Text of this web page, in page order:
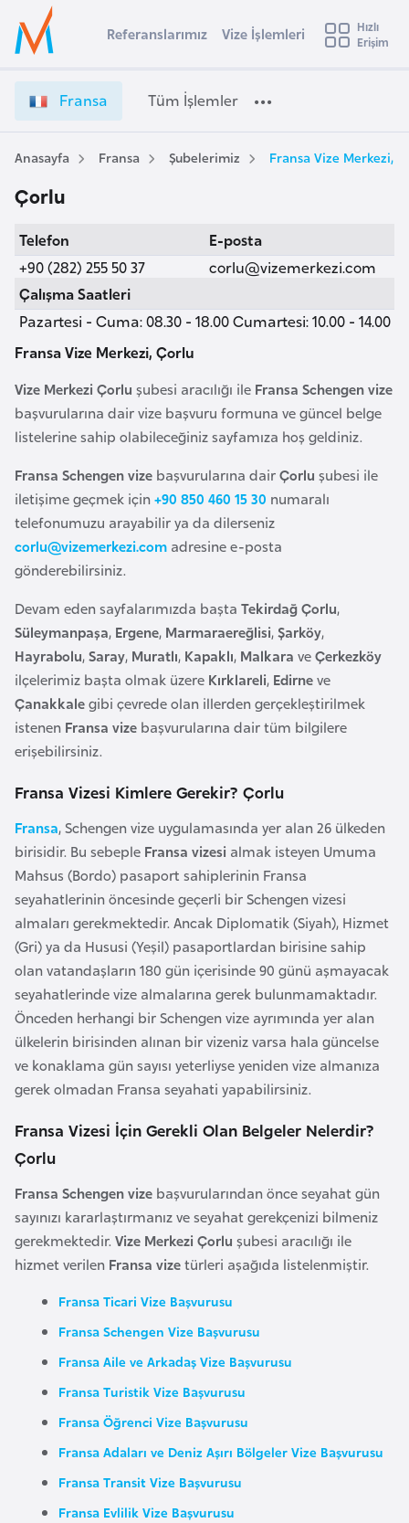
Ülke Seçimi
Başvuru yapmak istediğiniz ülkeyi seçin
Üye
Girişi
r
n
s
a
İ
l
e
m
e
r
i
e
Referanslarımız Vize İşlemleri
Hızlı
Erişim
Fransa Tüm İşlemler
Anasayfa Fransa Şubelerimiz Fransa Vize Merkezi,
Çorlu
Telefon
+90 (282) 255 50 37
E-posta
corlu@vizemerkezi.com
Çalışma Saatleri
Pazartesi - Cuma: 08.30 - 18.00 Cumartesi: 10.00 - 14.00
Fransa Vize Merkezi, Çorlu
Vize Merkezi Çorlu şubesi aracılığı ile Fransa Schengen vize
başvurularına dair vize başvuru formuna ve güncel belge
listelerine sahip olabileceğiniz sayfamıza hoş geldiniz.
Fransa Schengen vize başvurularına dairÇorlu şubesi ile
iletişime geçmek için+90 850 460 15 30 numaralı
telefonumuzu arayabilir ya da dilerseniz
corlu@vizemerkezi.com adresine e-posta
gönderebilirsiniz.
Devam eden sayfalarımızda başta TekirdağÇorlu,
Süleymanpaşa, Ergene, Marmaraereğlisi,Şarköy,
Hayrabolu,Saray, Muratlı, Kapaklı, Malkara veÇerkezköy
ilçelerimiz başta olmak üzere Kırklareli, Edirneve
Çanakkalegibi çevrede olan illerden gerçekleştirilmek
istenen Fransa vize başvurularına dair tüm bilgilere
erişebilirsiniz.
Fransa Vizesi Kimlere Gerekir? Çorlu
Fransa, Schengen vize uygulamasında yer alan 26 ülkeden
birisidir. Bu sebeple Fransa vizesi almak isteyen Umuma
Mahsus (Bordo) pasaport sahiplerinin Fransa
seyahatlerinin öncesinde geçerli bir Schengen vizesi
almaları gerekmektedir. Ancak Diplomatik (Siyah), Hizmet
(Gri) ya da Hususi (Yeşil) pasaportlardan birisine sahip
olan vatandaşların 180 gün içerisinde 90 günü aşmayacak
seyahatlerinde vize almalarına gerek bulunmamaktadır.
Önceden herhangi bir Schengen vize ayrımında yer alan
ülkelerin birisinden alınan bir vizeniz varsa hala güncelse
ve konaklama gün sayısı yeterliyse yeniden vize almanıza
gerek olmadan Fransa seyahati yapabilirsiniz.
Fransa Vizesi İçin Gerekli Olan Belgeler Nelerdir?
Çorlu
Fransa Schengen vize başvurularından önce seyahat gün
sayınızı kararlaştırmanız ve seyahat gerekçenizi bilmeniz
gerekmektedir. Vize Merkezi Çorlu şubesi aracılığı ile
hizmet verilen Fransa vizetürleri aşağıda listelenmiştir.
Fransa Ticari Vize Başvurusu
Fransa Schengen Vize Başvurusu
Fransa Aile ve Arkadaş Vize Başvurusu
Fransa Turistik Vize Başvurusu
Fransa Öğrenci Vize Başvurusu
Fransa Adaları ve Deniz Aşırı Bölgeler Vize Başvurusu
Fransa Transit Vize Başvurusu
Fransa Evlilik Vize Başvurusu
s
t
r
a
v
u
s
t
u
y
a
A
z
e
r
b
y
c
a
n
B
a
h
e
y
n
B
a
n
g
l
a
d
e
ş
e
l
a
r